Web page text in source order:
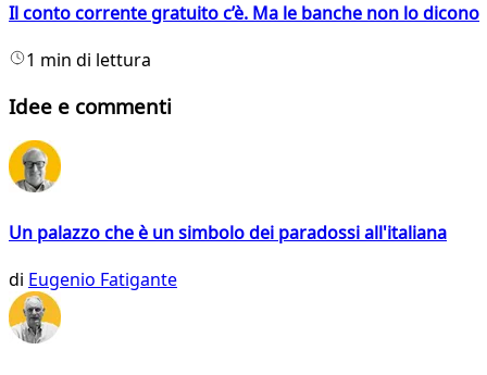
Il conto corrente gratuito c’è. Ma le banche non lo dicono
1 min di lettura
Idee e commenti
Un palazzo che è un simbolo dei paradossi all'italiana
di Eugenio Fatigante